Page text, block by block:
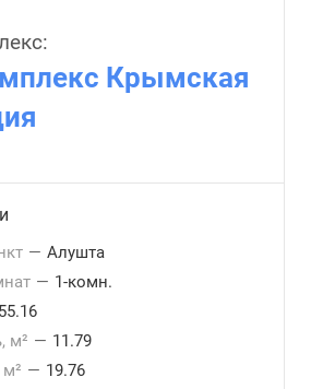
Крымская
— Алушта
— 1-комн.
55.16
м² — 11.79
— 19.76